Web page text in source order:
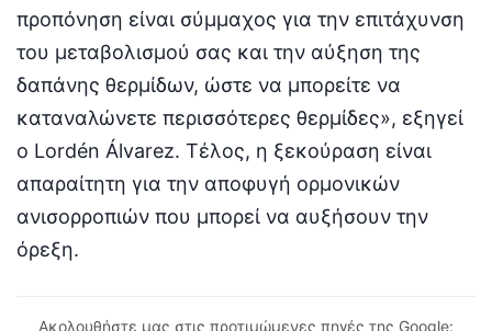
προπόνηση είναι σύμμαχος για την επιτάχυνση
του μεταβολισμού σας και την αύξηση της
δαπάνης θερμίδων, ώστε να μπορείτε να
καταναλώνετε περισσότερες θερμίδες», εξηγεί
ο Lordén Álvarez. Τέλος, η ξεκούραση είναι
απαραίτητη για την αποφυγή ορμονικών
ανισορροπιών που μπορεί να αυξήσουν την
όρεξη.
Ακολουθήστε μας στις προτιμώμενες πηγές της Google: